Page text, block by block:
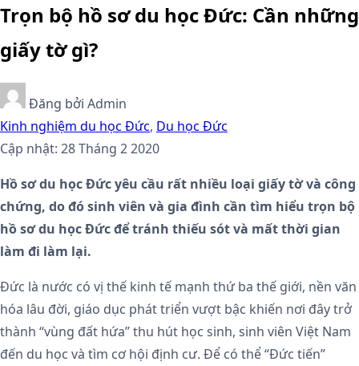
Trọn bộ hồ sơ du học Đức: Cần những
giấy tờ gì?
Đăng bởi Admin
Kinh nghiệm du học Đức, Du học Đức
Cập nhật: 28 Tháng 2 2020
Hồ sơ du học Đức yêu cầu rất nhiều loại giấy tờ và công
chứng, do đó sinh viên và gia đình cần tìm hiểu trọn bộ
hồ sơ du học Đức để tránh thiếu sót và mất thời gian
làm đi làm lại.
Đức là nước có vị thế kinh tế mạnh thứ ba thế giới, nền văn
hóa lâu đời, giáo dục phát triển vượt bậc khiến nơi đây trở
thành “vùng đất hứa” thu hút học sinh, sinh viên Việt Nam
đến du học và tìm cơ hội định cư. Để có thể “Đức tiến”